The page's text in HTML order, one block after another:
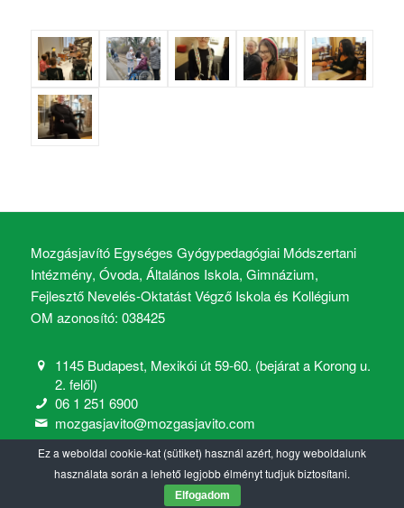
Mozgásjavító Egységes Gyógypedagógiai Módszertani
Intézmény, Óvoda, Általános Iskola, Gimnázium,
Fejlesztő Nevelés-Oktatást Végző Iskola és Kollégium
OM azonosító: 038425
1145 Budapest, Mexikói út 59-60. (bejárat a Korong u.
2. felől)
06 1 251 6900
mozgasjavito@mozgasjavito.com
Ez a weboldal cookie-kat (sütiket) használ azért, hogy weboldalunk
használata során a lehető legjobb élményt tudjuk biztosítani.
Elfogadom